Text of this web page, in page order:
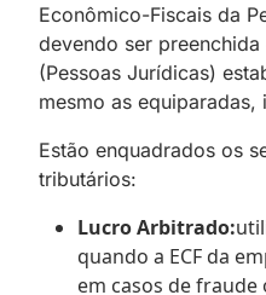
Econômico-Fiscais da
devendo ser
(Pessoas Jurídicas)
mesmo as equiparadas,
Estão enquadrados os
tributários:
Lucro Arbitrado:
quando a ECF da
em casos de fraude